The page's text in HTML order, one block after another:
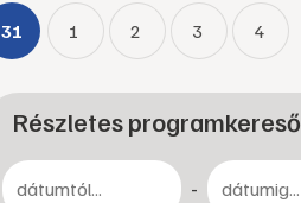
31 1 2 3 4
Részletes programkereső
-